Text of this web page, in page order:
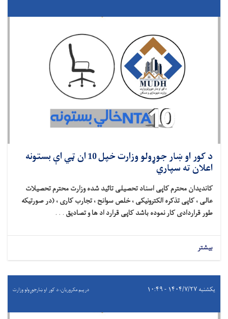
د کور او ښار جوړولو وزارت خپل 10 ان ټي اې بستونه
اعلان ته سپاري
کاندیدان محترم کاپی اسناد تحصیلی تائید شده وزارت محترم تحصیلات
عالی ، کاپی تذکره الکترونیکی ، خلص سوانح ، تجارب کاری ، (در صورتیکه
طور قراردادی کار نموده باشد کاپی قرارد اد ها و تصادیق . . .
بیشتر
یکشنبه ۱۴۰۴/۷/۲۷ - ۱۰:۴۹ درېيم مکروریان، د کور او ښارجوړولو وزارت